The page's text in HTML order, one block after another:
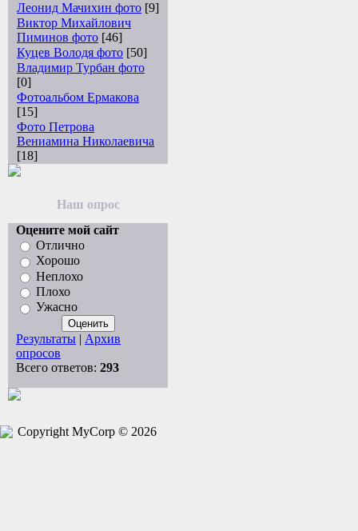
Леонид Мачихин фото [9]
Виктор Михайлович
Пиминов фото [46]
Куцев Володя фото [50]
Владимир Турбан фото
[0]
Фотоальбом Ермакова
[15]
Фото Петрова
Вениамина Николаевича
[18]
Наш опрос
Оцените мой сайт
Отлично
Хорошо
Неплохо
Плохо
Ужасно
Результаты | Архив
опросов
Всего ответов: 293
Copyright MyCorp © 2026